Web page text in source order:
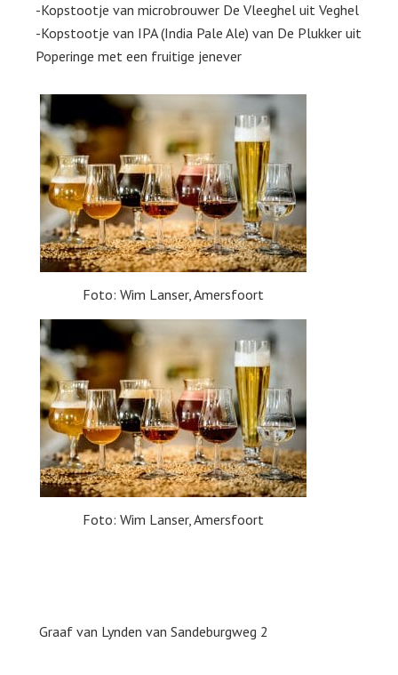
-Kopstootje van microbrouwer De Vleeghel uit Veghel
-Kopstootje van IPA (India Pale Ale) van De Plukker uit
Poperinge met een fruitige jenever
Foto: Wim Lanser, Amersfoort
Foto: Wim Lanser, Amersfoort
Graaf van Lynden van Sandeburgweg 2